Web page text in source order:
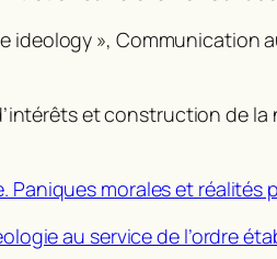
ideology », Communication
et construction de
Paniques morales et réalités
au service de l’ordre